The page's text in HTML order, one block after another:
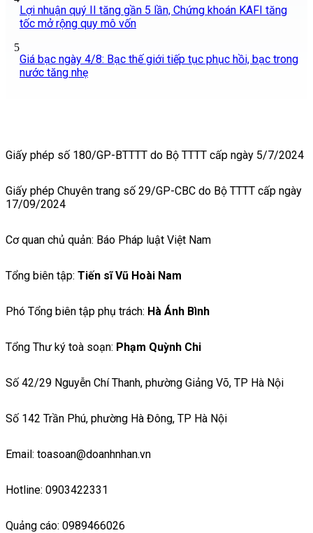
Lợi nhuận quý II tăng gần 5 lần, Chứng khoán KAFI tăng
tốc mở rộng quy mô vốn
5
Giá bạc ngày 4/8: Bạc thế giới tiếp tục phục hồi, bạc trong
nước tăng nhẹ
Giấy phép số 180/GP-BTTTT do Bộ TTTT cấp ngày 5/7/2024
Giấy phép Chuyên trang số 29/GP-CBC do Bộ TTTT cấp ngày
17/09/2024
Cơ quan chủ quản: Báo Pháp luật Việt Nam
Tổng biên tập: Tiến sĩ Vũ Hoài Nam
Phó Tổng biên tập phụ trách: Hà Ánh Bình
Tổng Thư ký toà soạn: Phạm Quỳnh Chi
Số 42/29 Nguyễn Chí Thanh, phường Giảng Võ, TP Hà Nội
Số 142 Trần Phú, phường Hà Đông, TP Hà Nội
Email: toasoan@doanhnhan.vn
Hotline: 0903422331
Quảng cáo: 0989466026